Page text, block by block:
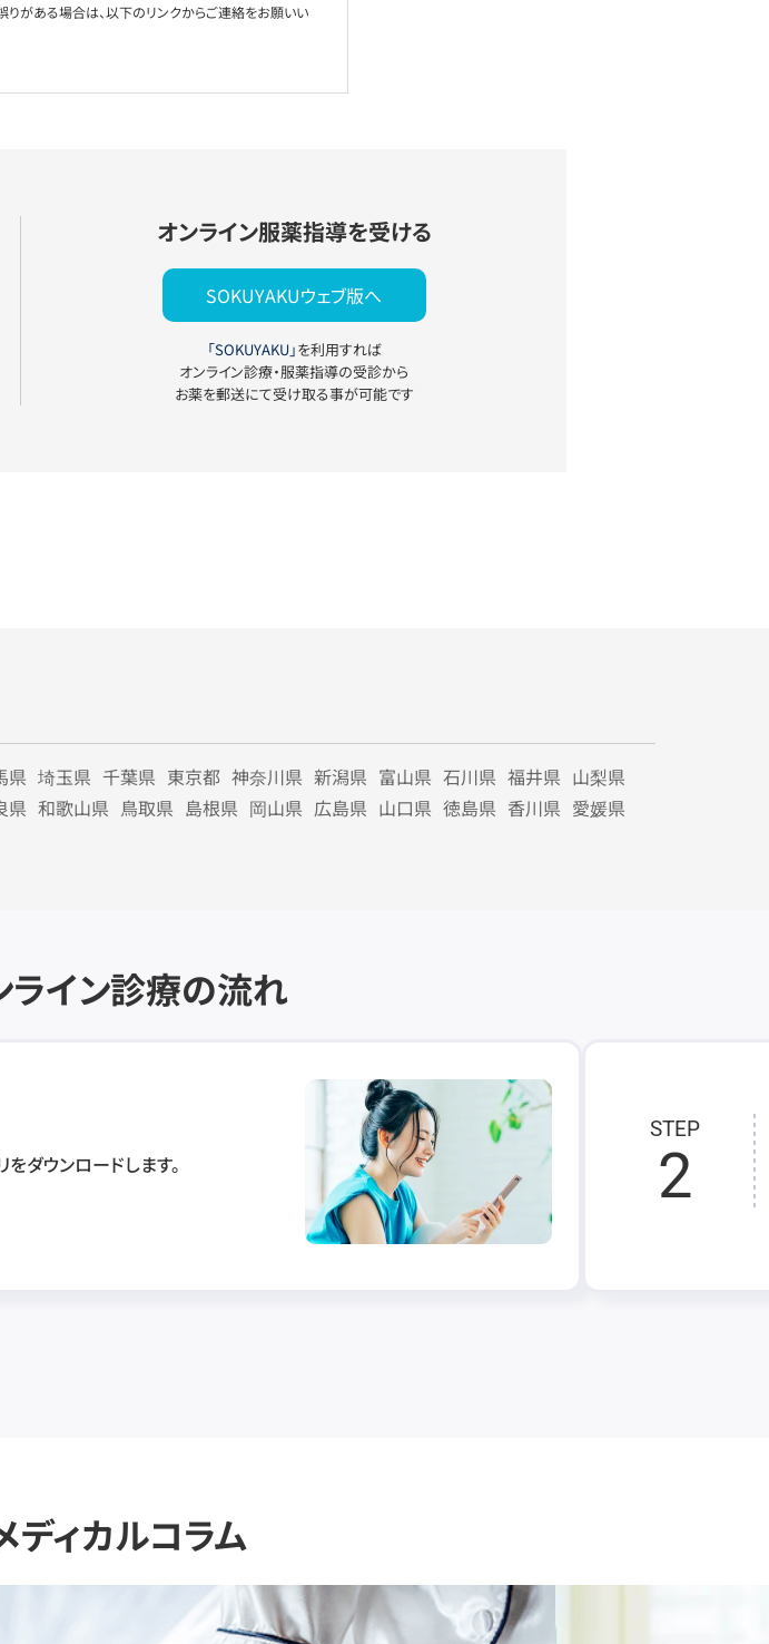
りがある場合は、以下のリンクからご連絡をお願いい
オンライン服薬指導を受ける
SOKUYAKUウェブ版へ
「SOKUYAKU」を利用すれば
オンライン診療・服薬指導の受診から
お薬を郵送にて受け取る事が可能です
県 埼玉県 千葉県 東京都 神奈川県 新潟県 富山県 石川県 福井県 山梨県
県 和歌山県 鳥取県 島根県 岡山県 広島県 山口県 徳島県 香川県 愛媛県
ライン診療の流れ
ダウンロードします。
STEP
2
ィカルコラム